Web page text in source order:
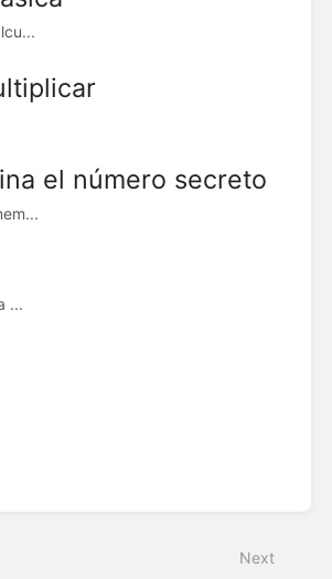
el número secreto
...
Next